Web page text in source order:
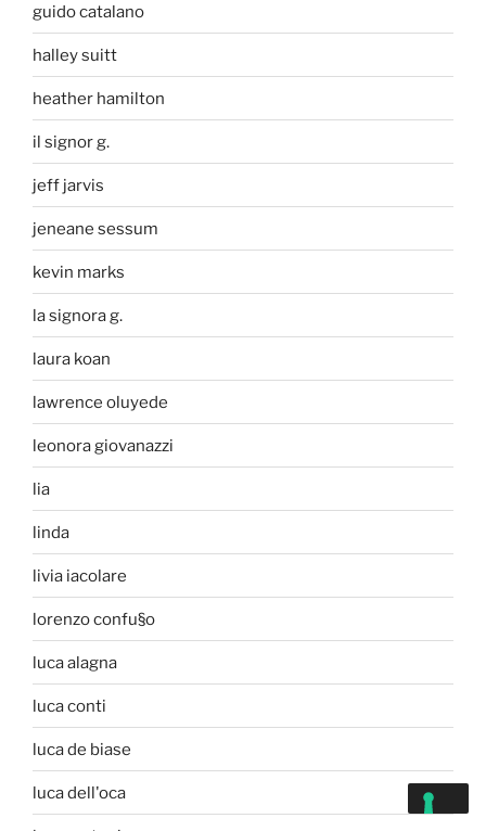
guido catalano
halley suitt
heather hamilton
il signor g.
jeff jarvis
jeneane sessum
kevin marks
la signora g.
laura koan
lawrence oluyede
leonora giovanazzi
lia
linda
livia iacolare
lorenzo confu§o
luca alagna
luca conti
luca de biase
luca dell'oca